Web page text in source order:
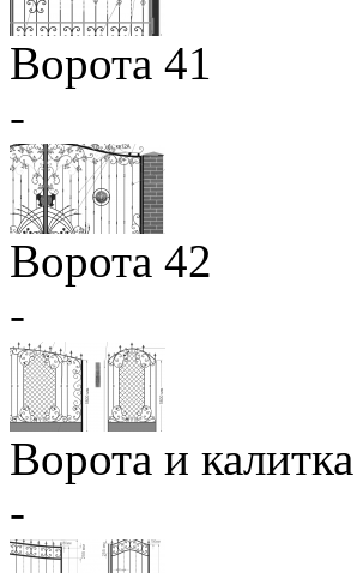
Ворота 41
-
Ворота 42
-
Ворота и
-